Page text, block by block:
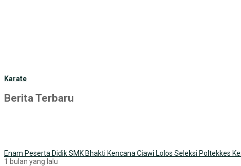
Karate
Berita Terbaru
Enam Peserta Didik SMK Bhakti Kencana Ciawi Lolos Seleksi Poltekkes
1 bulan yang lalu